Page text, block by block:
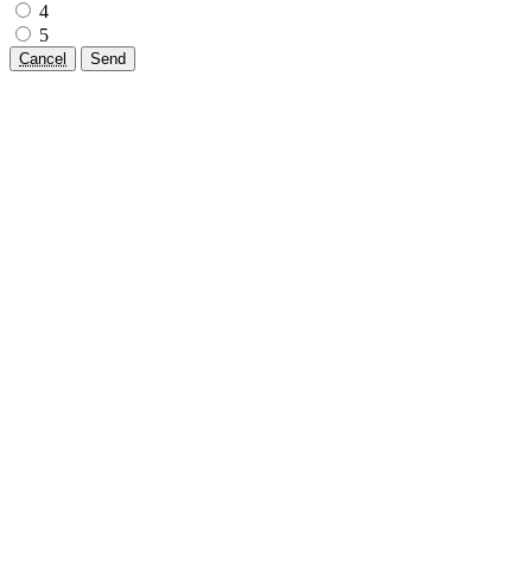
4
5
Cancel Send